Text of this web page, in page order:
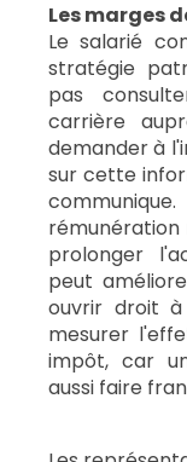
Les marges
Le salarié
stratégie
pas
carrière
demander à
sur cette
rémunération
prolonger
peut
ouvrir droit
mesurer
impôt, car
aussi faire